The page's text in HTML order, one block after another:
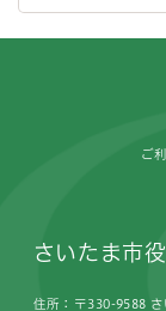
ご
さいたま市
住所：〒330-9588